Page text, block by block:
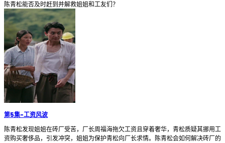
陈青松能否及时赶到并解救姐姐和工友们？
第5集-工资风波
陈青松发现姐姐在砖厂受苦，厂长周福海拖欠工资且穿着奢华，青松质疑其挪用工
资购买奢侈品，引发冲突，姐姐为保护青松向厂长求情。陈青松会如何解决砖厂的